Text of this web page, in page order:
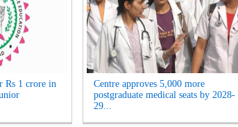
Rs 1 crore in
Centre approves 5,000 more
postgraduate medical seats by 2028-
29...